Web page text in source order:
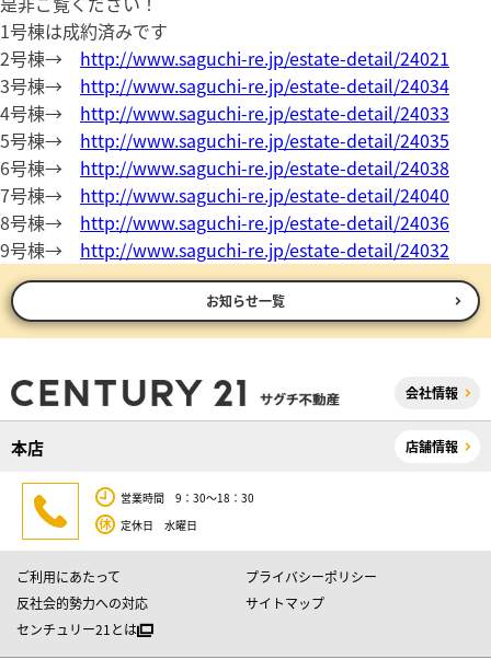
1号棟は成約済みです
2号棟→ http://www.saguchi-re.jp/estate-detail/24021
3号棟→ http://www.saguchi-re.jp/estate-detail/24034
4号棟→ http://www.saguchi-re.jp/estate-detail/24033
5号棟→ http://www.saguchi-re.jp/estate-detail/24035
6号棟→ http://www.saguchi-re.jp/estate-detail/24038
7号棟→ http://www.saguchi-re.jp/estate-detail/24040
8号棟→ http://www.saguchi-re.jp/estate-detail/24036
9号棟→ http://www.saguchi-re.jp/estate-detail/24032
お知らせ一覧
会社情報
本店 店舗情報
営業時間 9：30～18：30
定休日 水曜日
ご利用にあたって
プライバシーポリシー
反社会的勢力への対応
サイトマップ
センチュリー21とは